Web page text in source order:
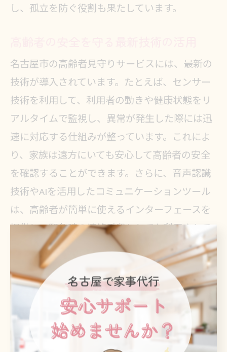
し、孤立を防ぐ役割も果たしています。
名古屋市の高齢者見守りサービスには、最新の
技術が導入されています。たとえば、センサー
技術を利用して、利用者の動きや健康状態をリ
アルタイムで監視し、異常が発生した際には迅
速に対応する仕組みが整っています。これによ
り、家族は遠方にいても安心して高齢者の安全
を確認することができます。さらに、音声認識
技術やAIを活用したコミュニケーションツール
は、高齢者が簡単に使えるインターフェースを
提供し、緊急時の連絡手段としても利用されて
います。これらの技術は、高齢者の自立した生
活を支援するとともに、家族の安心感を大きく
向上させる役割を果たしています。
名古屋市の見守りサービスの特長とメ
リット